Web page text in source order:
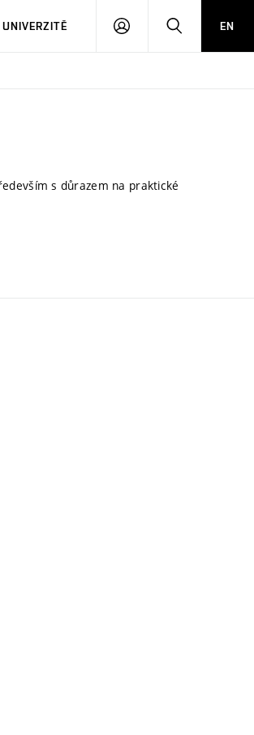
PŘIHLÁSIT HLEDATEN
s důrazem na praktické